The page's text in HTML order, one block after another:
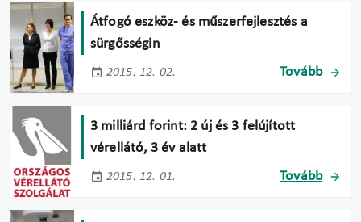
Átfogó eszköz- és műszerfejlesztés a
sürgősségin
2015. 12. 02. Tovább
3 milliárd forint: 2 új és 3 felújított
vérellátó, 3 év alatt
2015. 12. 01. Tovább